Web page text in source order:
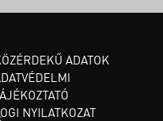
ADATOK
NYILATKOZAT